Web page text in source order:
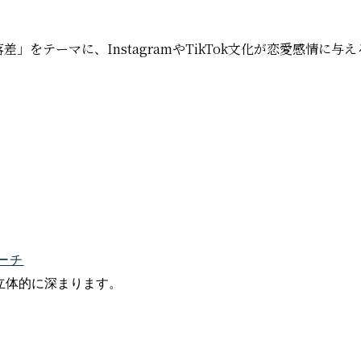
」をテーマに、InstagramやTikTok文化が恋愛感情に与え
チ
的に深まります。